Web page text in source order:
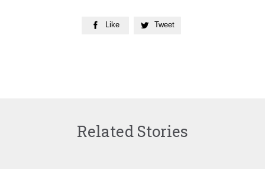
 Like  Tweet
Related Stories